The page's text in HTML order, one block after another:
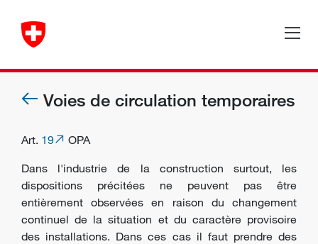
Voies de circulation temporaires
Art. 19
OPA
Dans l'industrie de la construction surtout, les
dispositions précitées ne peuvent pas être
entièrement observées en raison du changement
continuel de la situation et du caractère provisoire
des installations. Dans ces cas il faut prendre des